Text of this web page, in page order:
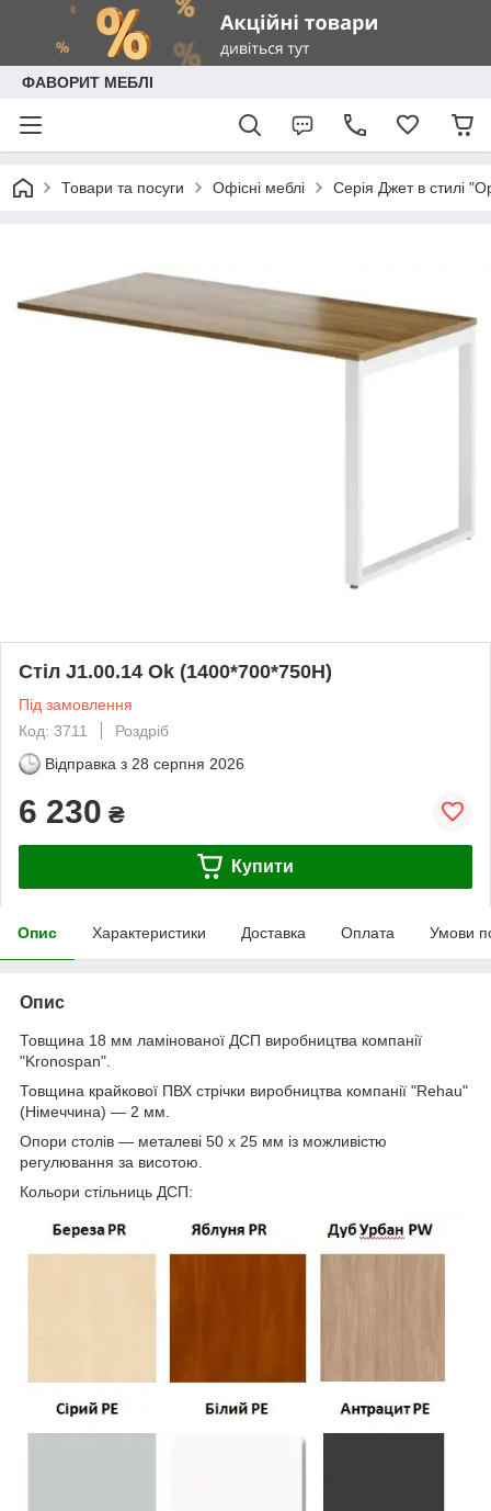
ФАВОРИТ МЕБЛІ
Товари та посуги Офісні меблі Серія Джет в стилі
Стіл J1.00.14 Ok (1400*700*750Н)
Під замовлення
Код: 3711
Роздріб
Відправка з 28 серпня 2026
6 230 ₴
Купити
Опис Характеристики Доставка Оплата Умови
Опис
Товщина 18 мм ламінованої ДСП виробництва компанії
"Kronospan".
Товщина крайкової ПВХ стрічки виробництва компанії "Rehau"
(Німеччина) — 2 мм.
Опори столів — металеві 50 х 25 мм із можливістю
регулювання за висотою.
Кольори стільниць ДСП: